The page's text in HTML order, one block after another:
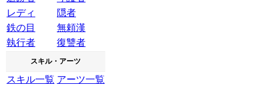
レディ
隠者
鉄の目
無頼漢
執行者
復讐者
スキル・アーツ
スキル一覧 アーツ一覧